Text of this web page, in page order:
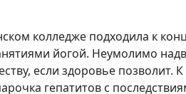
колледже подходила к
йогой. Неумолимо
если здоровье
гепатитов с